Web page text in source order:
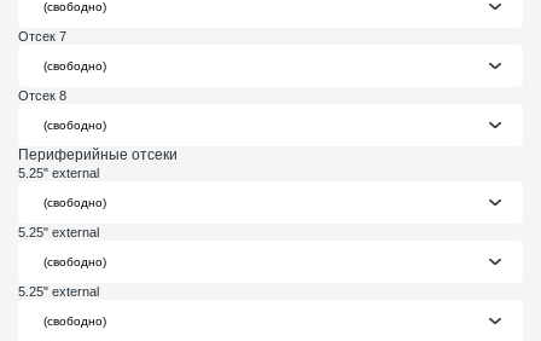
Отсек 7
Отсек 8
Периферийные отсеки
5.25" external
5.25" external
5.25" external